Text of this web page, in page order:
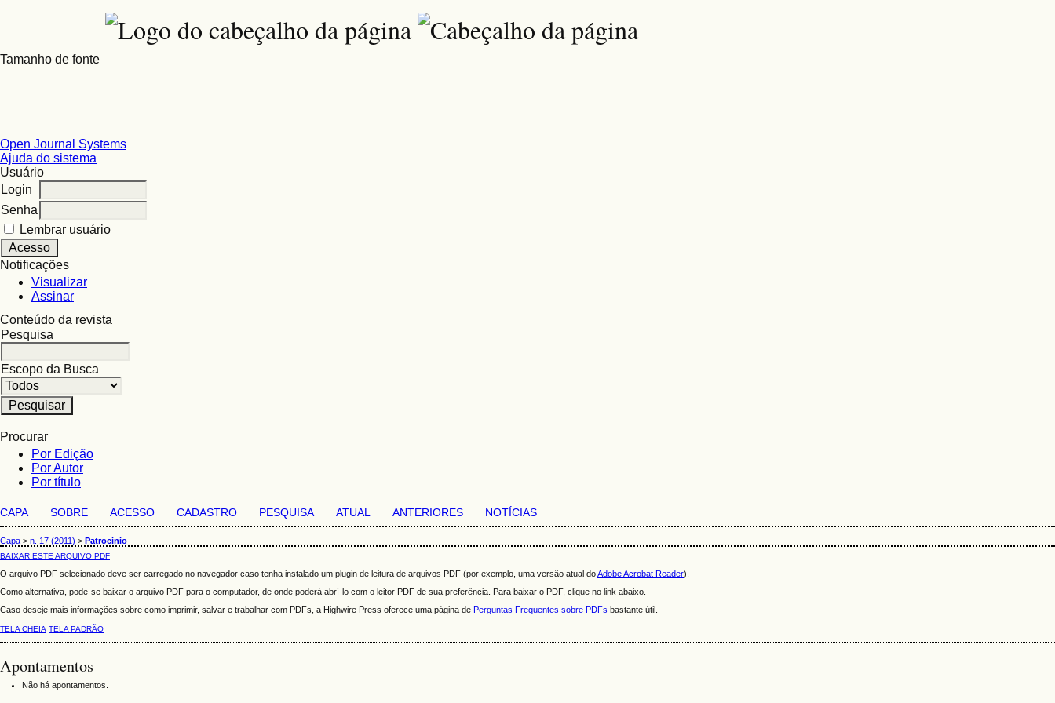
Tamanho de fonte
Open Journal Systems
Ajuda do sistema
Usuário
Login
Senha
Lembrar usuário
Notificações
Visualizar
Assinar
Conteúdo da revista
Pesquisa
Escopo da Busca
Procurar
Por Edição
Por Autor
Por título
CAPA SOBRE ACESSO CADASTRO PESQUISA ATUAL ANTERIORES NOTÍCIAS
Capa > n. 17 (2011) > Patrocinio
BAIXAR ESTE ARQUIVO PDF
O arquivo PDF selecionado deve ser carregado no navegador caso tenha instalado um plugin de leitura de arquivos PDF (por exemplo, uma versão atual doAdobe Acrobat Reader).
Como alternativa, pode-se baixar o arquivo PDF para o computador, de onde poderá abrí-lo com o leitor PDF de sua preferência. Para baixar o PDF, clique no link abaixo.
Caso deseje mais informações sobre como imprimir, salvar e trabalhar com PDFs, a Highwire Press oferece uma página de Perguntas Frequentes sobre PDFs bastante útil.
TELA CHEIA TELA PADRÃO
Apontamentos
Não há apontamentos.